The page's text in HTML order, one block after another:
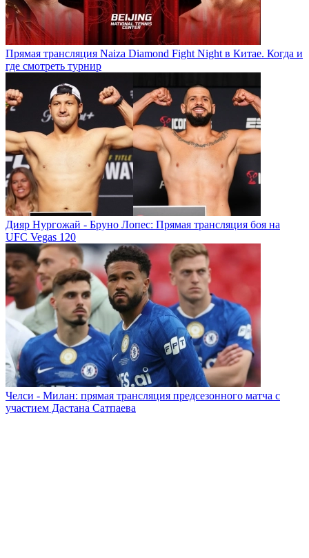
Прямая трансляция Naiza Diamond Fight Night в Китае. Когда и
где смотреть турнир
Дияр Нургожай - Бруно Лопес: Прямая трансляция боя на
UFC Vegas 120
Челси - Милан: прямая трансляция предсезонного матча с
участием Дастана Сатпаева